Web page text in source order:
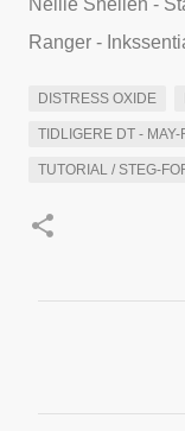
Nellie Snellen -
Ranger -
DISTRESS OXIDE
TIDLIGERE DT -
TUTORIAL / STEG-